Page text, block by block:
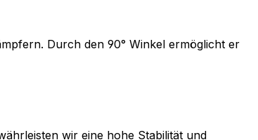
Durch den 90° Winkel ermöglicht er
wir eine hohe Stabilität und